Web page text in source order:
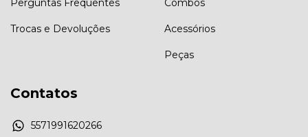
Trocas e Devoluções Acessórios
Peças
Contatos
5571991620266